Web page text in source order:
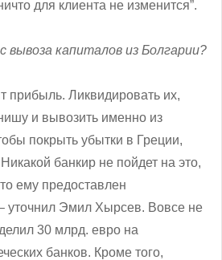
для клиента не изменится”.
вывоза капиталов из Болгарии?
прибыль. Ликвидировать их,
и вывозить именно из
покрыть убытки в Греции,
банкир не пойдет на это,
ему предоставлен
уточнил Эмил Хырсев. Вовсе не
30 млрд. евро на
банков. Кроме того,